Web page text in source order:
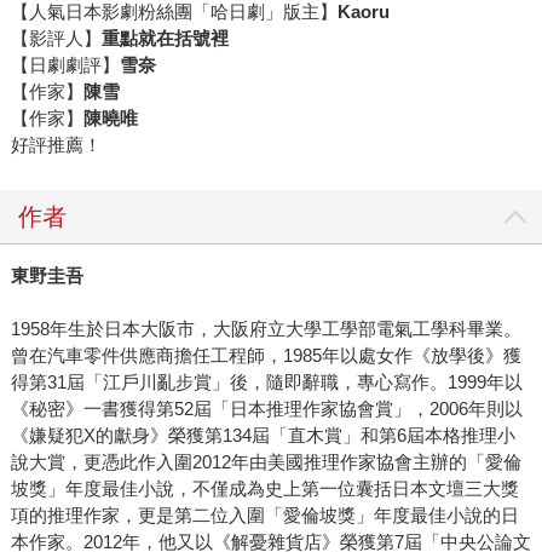
【人氣日本影劇粉絲團「哈日劇」版主】 Kaoru
【影評人】 重點就在括號裡
【日劇劇評】 雪奈
【作家】
陳雪
【作家】
陳曉唯
好評推薦！
作者
東野圭吾
1958年生於日本大阪市，大阪府立大學工學部電氣工學科畢業。
曾在汽車零件供應商擔任工程師，1985年以處女作《放學後》獲
得第31屆「江戶川亂步賞」後，隨即辭職，專心寫作。1999年以
《秘密》一書獲得第52屆「日本推理作家協會賞」，2006年則以
《嫌疑犯X的獻身》榮獲第134屆「直木賞」和第6屆本格推理小
說大賞，更憑此作入圍2012年由美國推理作家協會主辦的「愛倫
坡獎」年度最佳小說，不僅成為史上第一位囊括日本文壇三大獎
項的推理作家，更是第二位入圍「愛倫坡獎」年度最佳小說的日
本作家。2012年，他又以《解憂雜貨店》榮獲第7屆「中央公論文